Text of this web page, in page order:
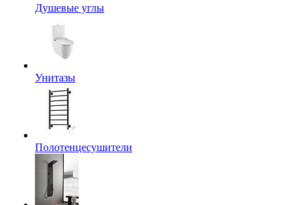
Душевые углы
Унитазы
Полотенцесушители